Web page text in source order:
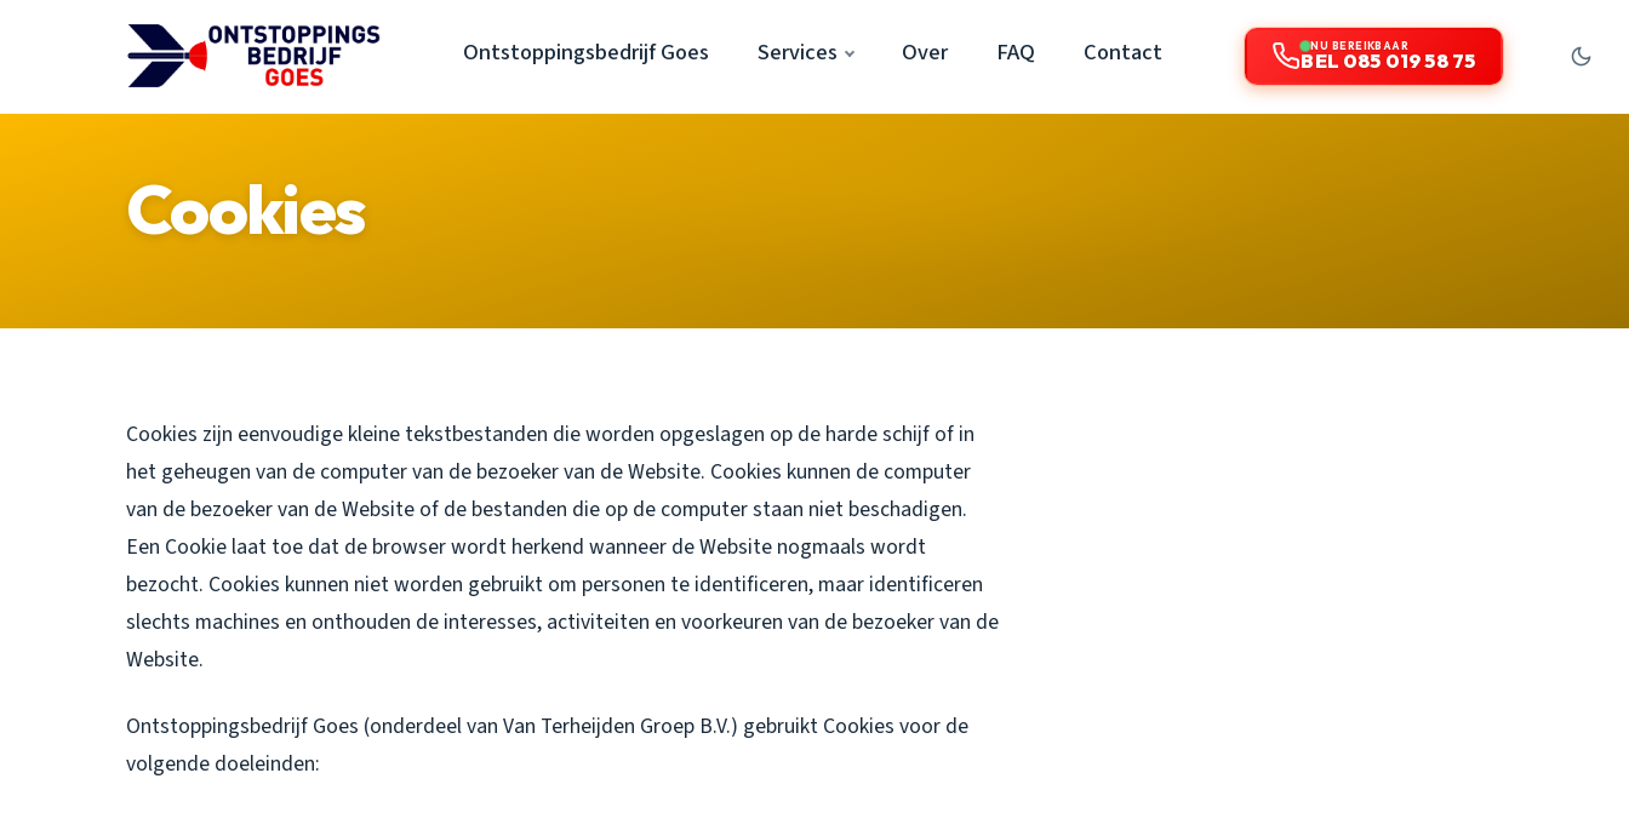
Ontstoppingsbedrijf Goes Services Over FAQ Contact NU BEREIKBAAR
BEL 085 019 58 75
Cookies
Cookies zijn eenvoudige kleine tekstbestanden die worden opgeslagen op de harde schijf of in
het geheugen van de computer van de bezoeker van de Website. Cookies kunnen de computer
van de bezoeker van de Website of de bestanden die op de computer staan niet beschadigen.
Een Cookie laat toe dat de browser wordt herkend wanneer de Website nogmaals wordt
bezocht. Cookies kunnen niet worden gebruikt om personen te identificeren, maar identificeren
slechts machines en onthouden de interesses, activiteiten en voorkeuren van de bezoeker van de
Website.
Ontstoppingsbedrijf Goes (onderdeel van Van Terheijden Groep B.V.) gebruikt Cookies voor de
volgende doeleinden: